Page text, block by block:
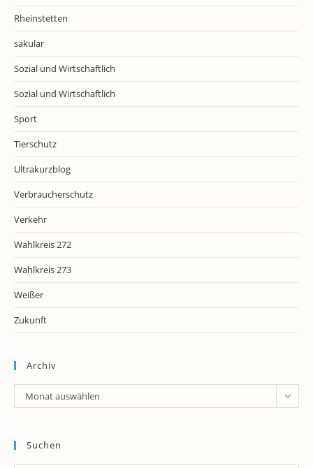
Rheinstetten
säkular
Sozial und Wirtschaftlich
Sozial und Wirtschaftlich
Sport
Tierschutz
Ultrakurzblog
Verbraucherschutz
Verkehr
Wahlkreis 272
Wahlkreis 273
Weißer
Zukunft
Archiv
Archiv
Monat auswählen
Suchen